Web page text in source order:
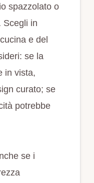
spazzolato o
Scegli in
e del
se la
in vista,
curato; se
potrebbe
se i